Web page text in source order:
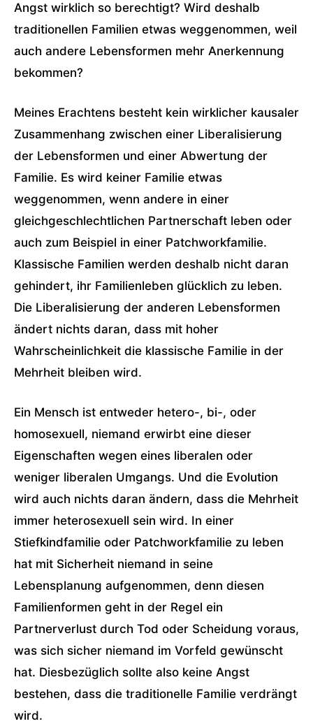
Angst wirklich so berechtigt? Wird deshalb
traditionellen Familien etwas weggenommen, weil
auch andere Lebensformen mehr Anerkennung
bekommen?
Meines Erachtens besteht kein wirklicher kausaler
Zusammenhang zwischen einer Liberalisierung
der Lebensformen und einer Abwertung der
Familie. Es wird keiner Familie etwas
weggenommen, wenn andere in einer
gleichgeschlechtlichen Partnerschaft leben oder
auch zum Beispiel in einer Patchworkfamilie.
Klassische Familien werden deshalb nicht daran
gehindert, ihr Familienleben glücklich zu leben.
Die Liberalisierung der anderen Lebensformen
ändert nichts daran, dass mit hoher
Wahrscheinlichkeit die klassische Familie in der
Mehrheit bleiben wird.
Ein Mensch ist entweder hetero-, bi-, oder
homosexuell, niemand erwirbt eine dieser
Eigenschaften wegen eines liberalen oder
weniger liberalen Umgangs. Und die Evolution
wird auch nichts daran ändern, dass die Mehrheit
immer heterosexuell sein wird. In einer
Stiefkindfamilie oder Patchworkfamilie zu leben
hat mit Sicherheit niemand in seine
Lebensplanung aufgenommen, denn diesen
Familienformen geht in der Regel ein
Partnerverlust durch Tod oder Scheidung voraus,
was sich sicher niemand im Vorfeld gewünscht
hat. Diesbezüglich sollte also keine Angst
bestehen, dass die traditionelle Familie verdrängt
wird.